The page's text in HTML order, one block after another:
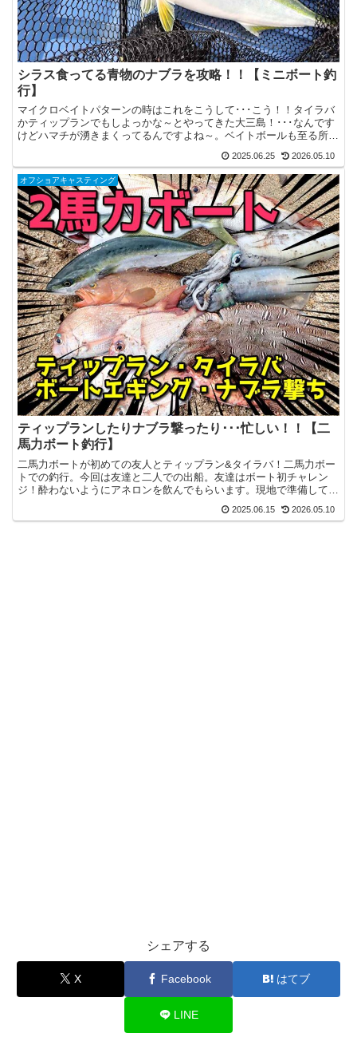
シラス食ってる青物のナブラを攻略！！【ミニボート釣
行】
マイクロベイトパターンの時はこれをこうして･･･こう！！タイラバ
かティップランでもしよっかな～とやってきた大三島！･･･なんです
けどハマチが湧きまくってるんですよね～。ベイトボールも至る所に
2025.06.25 2026.05.10
オフショアキャスティング
ティップランしたりナブラ撃ったり･･･忙しい！！【二
馬力ボート釣行】
二馬力ボートが初めての友人とティップラン&タイラバ！二馬力ボー
トでの釣行。今回は友達と二人での出船。友達はボート初チャレン
ジ！酔わないようにアネロンを飲んでもらいます。現地で準備してい
2025.06.15 2026.05.10
シェアする
X Facebook はてブ
LINE